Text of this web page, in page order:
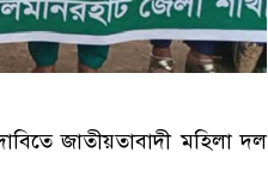
জাতীয়তাবাদী মহিলা দল